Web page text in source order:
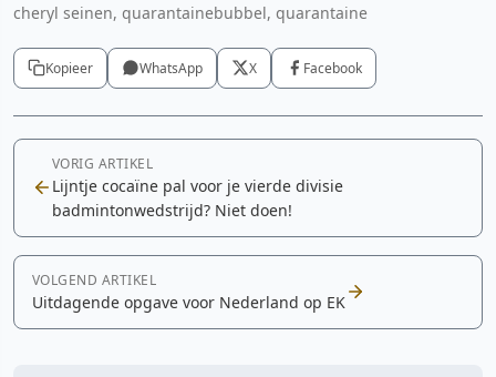
cheryl seinen, quarantainebubbel, quarantaine
Kopieer WhatsApp X Facebook
VORIG ARTIKEL
Lijntje cocaïne pal voor je vierde divisie
badmintonwedstrijd? Niet doen!
VOLGEND ARTIKEL
Uitdagende opgave voor Nederland op EK